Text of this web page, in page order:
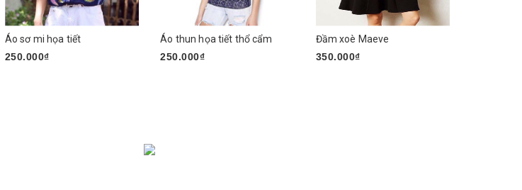
Áo sơ mi họa tiết
250.000₫
Áo thun họa tiết thổ cẩm
250.000₫
Đầm xoè Maeve
350.000₫